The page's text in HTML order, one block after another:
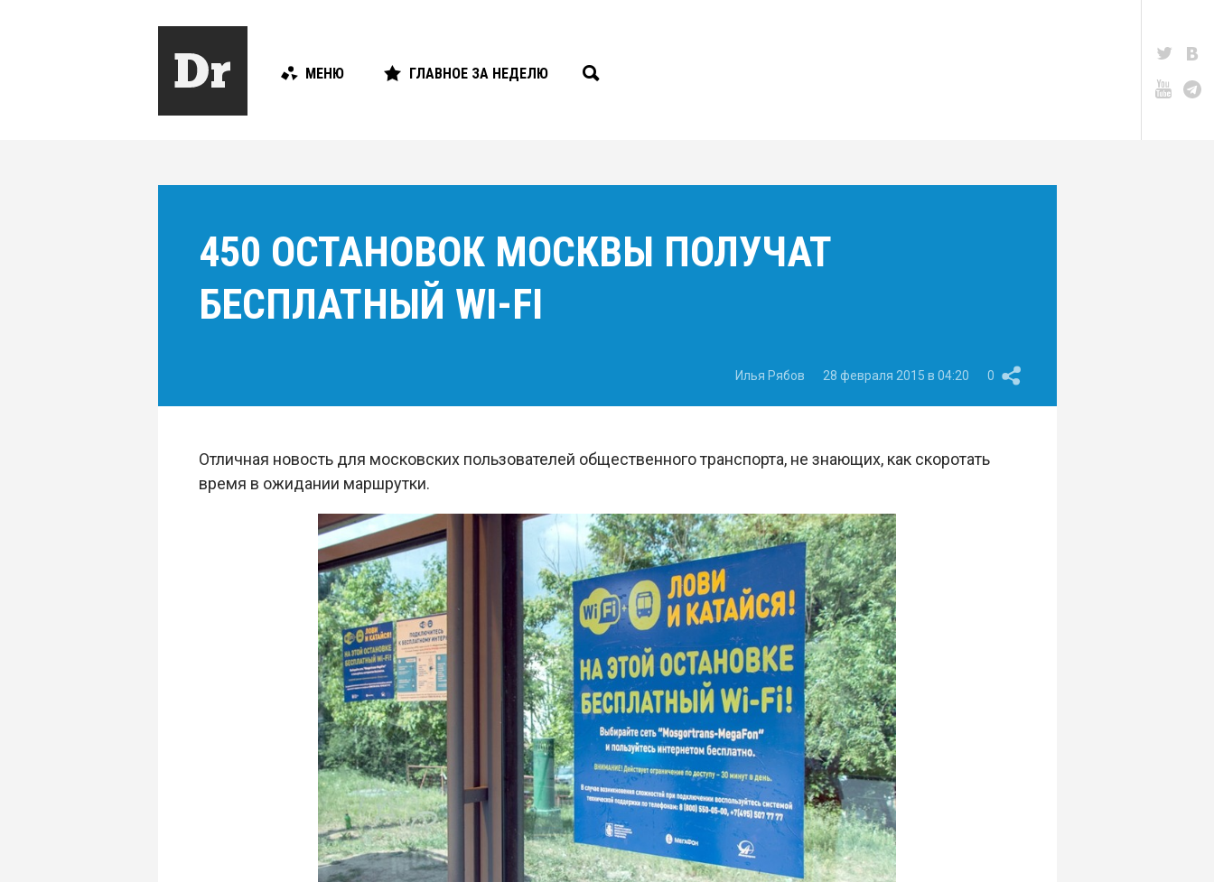
МЕНЮ ГЛАВНОЕ ЗА НЕДЕЛЮ
450 ОСТАНОВОК МОСКВЫ ПОЛУЧАТ
БЕСПЛАТНЫЙ WI-FI
Илья Рябов 28 февраля 2015 в 04:20 0
Отличная новость для московских пользователей общественного транспорта, не знающих, как скоротать
время в ожидании маршрутки.